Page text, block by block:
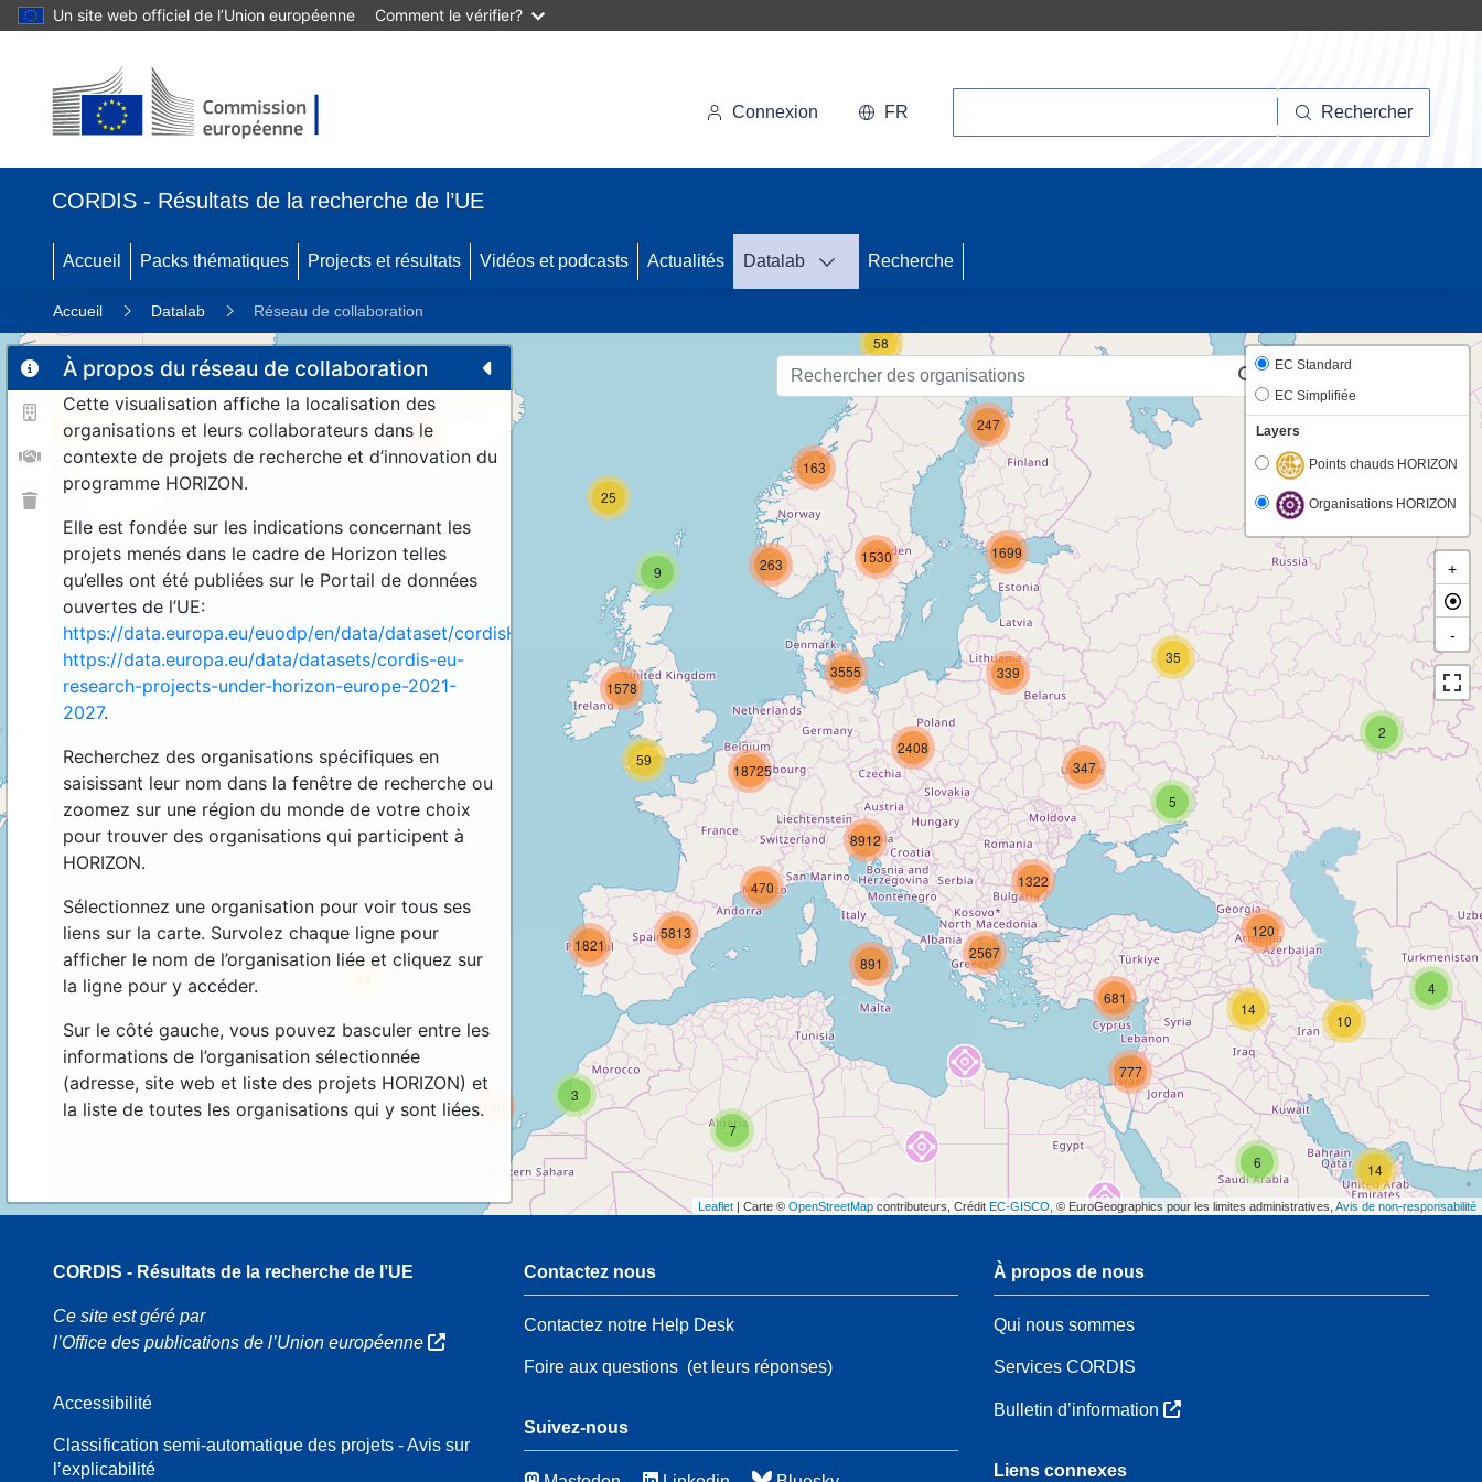
Un site web officiel de l’Union européenne Comment le vérifier?
Connexion FR Rechercher
CORDIS - Résultats de la recherche de l’UE
Accueil Packs thématiques Projects et résultats Vidéos et podcasts Actualités Datalab Recherche
Accueil Datalab Réseau de collaboration
À propos du réseau de collaboration
Cette visualisation affiche la localisation des
organisations et leurs collaborateurs dans le
contexte de projets de recherche et d’innovation du
programme HORIZON.
Elle est fondée sur les indications concernant les
projets menés dans le cadre de Horizon telles
qu’elles ont été publiées sur le Portail de données
ouvertes de l’UE:
https://data.europa.eu/euodp/en/data/dataset/cordisH2020projects.
https://data.europa.eu/data/datasets/cordis-eu-
research-projects-under-horizon-europe-2021-
2027.
Recherchez des organisations spécifiques en
saisissant leur nom dans la fenêtre de recherche ou
zoomez sur une région du monde de votre choix
pour trouver des organisations qui participent à
HORIZON.
Sélectionnez une organisation pour voir tous ses
liens sur la carte. Survolez chaque ligne pour
afficher le nom de l’organisation liée et cliquez sur
la ligne pour y accéder.
Sur le côté gauche, vous pouvez basculer entre les
informations de l’organisation sélectionnée
(adresse, site web et liste des projets HORIZON) et
la liste de toutes les organisations qui y sont liées.
4
14
10
6
3
2
190
50
58
3
2
35
25
9
163
263
891
5
14
120
1322
777
681
2567
7
1821
5813
59
470
3555
1578
18725
339
347
8912
2408
247
1530 1699
EC Standard
EC Simplifiée
Layers
Points chauds HORIZON
Organisations HORIZON
+
-
Leaflet | Carte © OpenStreetMap contributeurs, Crédit EC-GISCO , © EuroGeographics pour les limites administratives, Avis de non-responsabilité
CORDIS - Résultats de la recherche de l’UE
Ce site est géré par
l’Office des publications de l’Union européenne
Accessibilité
Classification semi-automatique des projets - Avis sur
l’explicabilité
Contactez nous
Contactez notre Help Desk
Foire aux questions(et leurs réponses)
Suivez-nous
À propos de nous
Qui nous sommes
Services CORDIS
Bulletin d’information
Liens connexes